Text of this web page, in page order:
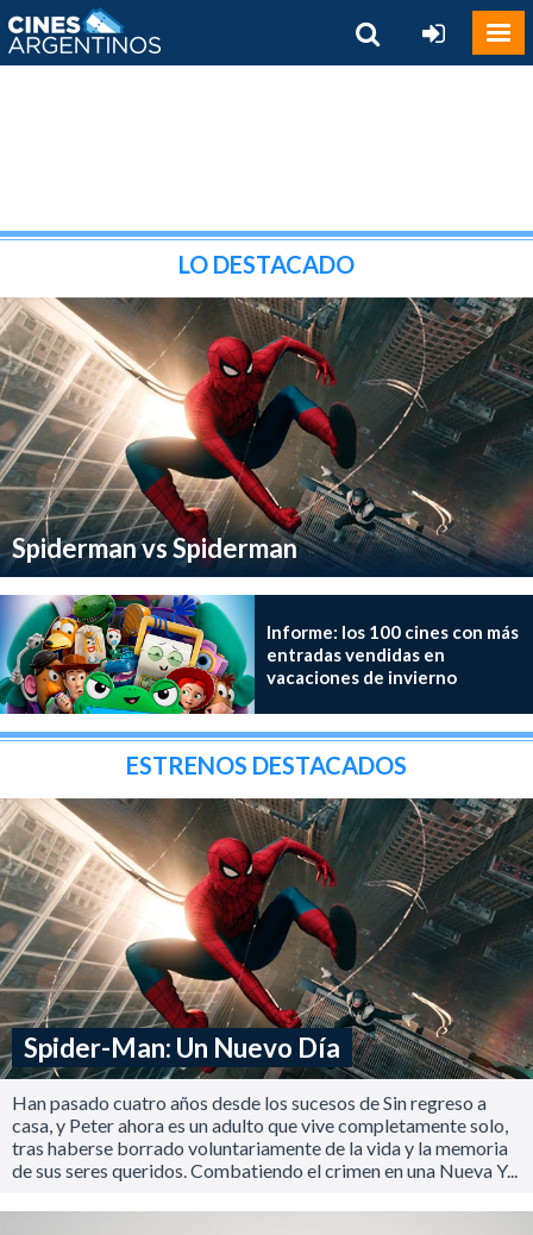
LO DESTACADO
Spiderman vs Spiderman
Informe: los 100 cines con más
entradas vendidas en
vacaciones de invierno
ESTRENOS DESTACADOS
Spider-Man: Un Nuevo Día
Han pasado cuatro años desde los sucesos de Sin regreso a
casa, y Peter ahora es un adulto que vive completamente solo,
tras haberse borrado voluntariamente de la vida y la memoria
de sus seres queridos. Combatiendo el crimen en una Nueva Y...